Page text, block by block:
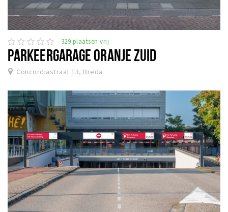
329 plaatsen vrij
PARKEERGARAGE ORANJE ZUID
Concordiastraat 13, Breda